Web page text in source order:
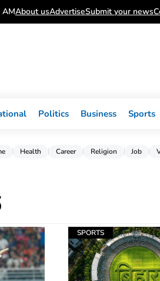
About usAdvertiseSubmit your news
Politics Business Sports
Health Career Religion Job
SPORTS